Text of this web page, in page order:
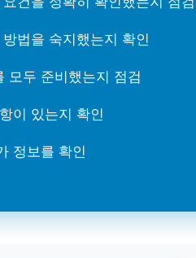
법을 숙지했는지 확인
모두 준비했는지 점검
이 있는지 확인
정보를 확인